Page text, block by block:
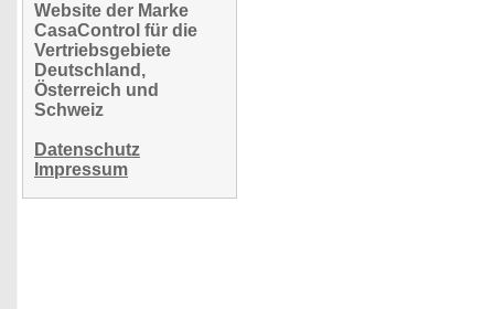
Website der Marke
CasaControl für die
Vertriebsgebiete
Deutschland,
Österreich und
Schweiz
Datenschutz
Impressum